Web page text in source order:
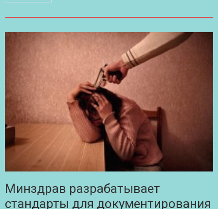
Минздрав разрабатывает
стандарты для документирования